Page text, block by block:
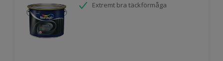
Extremt bra täckförmåga